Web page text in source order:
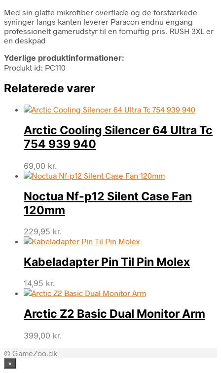
Med sin glatte mikrofiber overflade og de forstærkede
syninger langs kanten leverer Paracon endnu engang
professionelt gamerudstyr til en fornuftig pris. RUSH 3XL er
en deskpad
Yderlige produktinformationer:
Produkt id: PC110
Relaterede varer
Arctic Cooling Silencer 64 Ultra Tc
754 939 940
69,00 kr.
Noctua Nf-p12 Silent Case Fan
120mm
229,95 kr.
Kabeladapter Pin Til Pin Molex
14,95 kr.
Arctic Z2 Basic Dual Monitor Arm
399,00 kr.
© GameZoo.dk
×